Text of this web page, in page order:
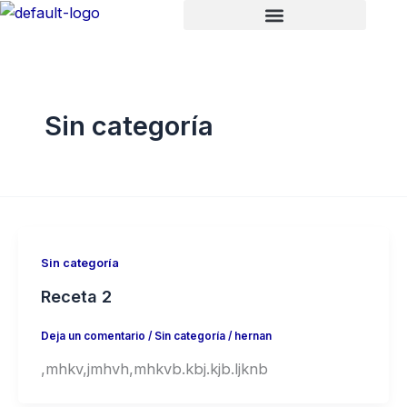
Ir
Sin categoría
Sin categoría
Receta 2
Deja un comentario / Sin categoría/ hernan
,mhkv,jmhvh,mhkvb.kbj.kjb.ljknb